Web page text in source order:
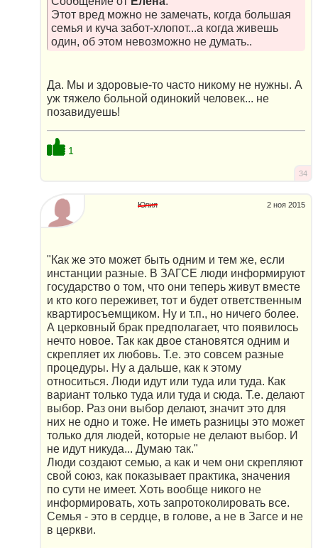
Этот вред можно не замечать, когда большая
семья и куча забот-хлопот...а когда живешь
один, об этом невозможно не думать..
Да. Мы и здоровые-то часто никому не нужны. А
уж тяжело больной одинокий человек... не
позавидуешь!
1
34
2 ноя 2015
Юлия
"Как же это может быть одним и тем же, если
инстанции разные. В ЗАГСЕ люди информируют
государство о том, что они теперь живут вместе
и кто кого переживет, тот и будет ответственным
квартиросъемщиком. Ну и т.п., но ничего более.
А церковный брак предполагает, что появилось
нечто новое. Так как двое становятся одним и
скрепляет их любовь. Т.е. это совсем разные
процедуры. Ну а дальше, как к этому
относиться. Люди идут или туда или туда. Как
вариант только туда или туда и сюда. Т.е. делают
выбор. Раз они выбор делают, значит это для
них не одно и тоже. Не иметь разницы это может
только для людей, которые не делают выбор. И
не идут никуда... Думаю так."
Люди создают семью, а как и чем они скрепляют
свой союз, как показывает практика, значения
по сути не имеет. Хоть вообще никого не
информировать, хоть запротоколировать все.
Семья - это в сердце, в голове, а не в Загсе и не
в церкви.